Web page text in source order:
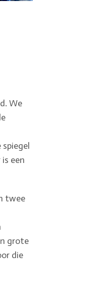
We
een
twee
grote
die